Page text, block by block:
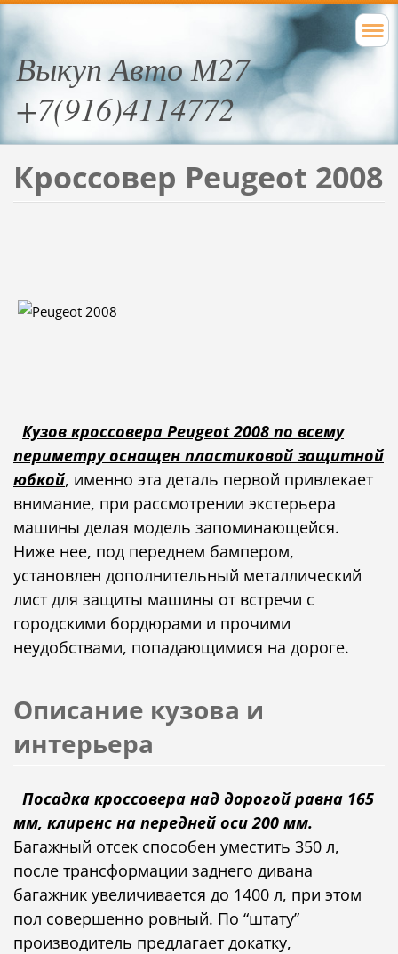
Выкуп Авто М27
+7(916)4114772
Кроссовер Peugeot 2008
Кузов кроссовера Peugeot 2008 по всему
периметру оснащен пластиковой защитной
юбкой, именно эта деталь первой привлекает
внимание, при рассмотрении экстерьера
машины делая модель запоминающейся.
Ниже нее, под переднем бампером,
установлен дополнительный металлический
лист для защиты машины от встречи с
городскими бордюрами и прочими
неудобствами, попадающимися на дороге.
Описание кузова и
интерьера
Посадка кроссовера над дорогой равна 165
мм, клиренс на передней оси 200 мм.
Багажный отсек способен уместить 350 л,
после трансформации заднего дивана
багажник увеличивается до 1400 л, при этом
пол совершенно ровный. По “штату”
производитель предлагает докатку,